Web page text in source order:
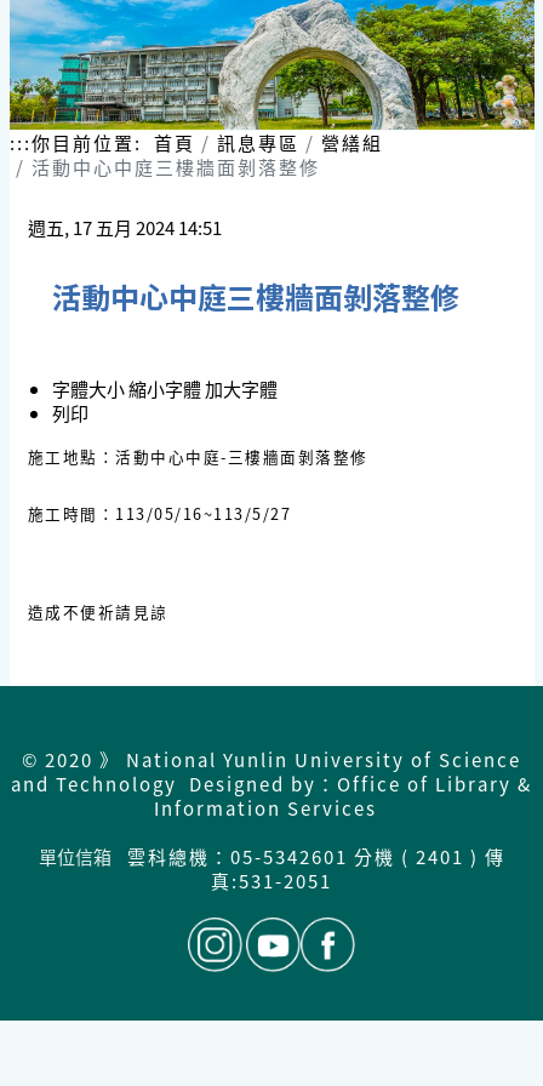
:::你目前位置: 首頁 訊息專區
營繕組
活動中心中庭三樓牆面剝落整修
週五, 17 五月 2024 14:51
活動中心中庭三樓牆面剝落整修
字體大小縮小字體加大字體
列印
施工地點：活動中心中庭-三樓牆面剝落整修
施工時間：113/05/16~113/5/27
造成不便祈請見諒
© 2020 》 National Yunlin University of Science
and Technology Designed by：Office of Library &
Information Services
單位信箱
雲科總機：05-5342601 分機 ( 2401 ) 傳
真:531-2051